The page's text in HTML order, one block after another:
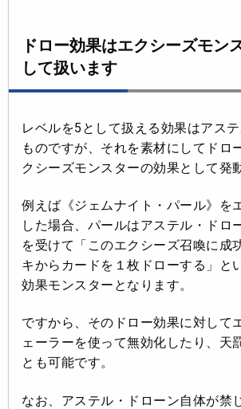
ドロー効果はエクシーズモン
して扱います
レベルを5として扱える効果はアス
ものですが、それを素材にしてドロ
クシーズモンスターの効果として発
例えば《ジェムナイト・パール》を
した場合、パールはアステル・ドロ
を受けて「このエクシーズ召喚に成
キからカードを１枚ドローする」と
効果モンスターとなります。
ですから、そのドロー効果に対して
ェーラーを使って無効化したり、天
とも可能です。
なお、アステル・ドローン自体が禁